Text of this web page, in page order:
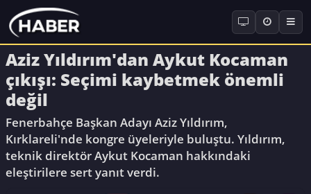
Aziz Yıldırım'dan Aykut Kocaman
çıkışı: Seçimi kaybetmek önemli
değil
Fenerbahçe Başkan Adayı Aziz Yıldırım,
Kırklareli'nde kongre üyeleriyle buluştu. Yıldırım,
teknik direktör Aykut Kocaman hakkındaki
eleştirilere sert yanıt verdi.